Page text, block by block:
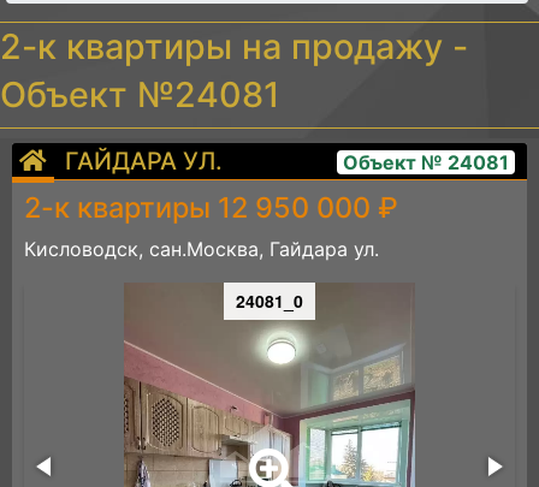
2-к квартиры на продажу -
Объект №24081
ГАЙДАРА УЛ. Объект № 24081
2-к квартиры 12 950 000 ₽
Кисловодск, сан.Москва, Гайдара ул.
24081_0